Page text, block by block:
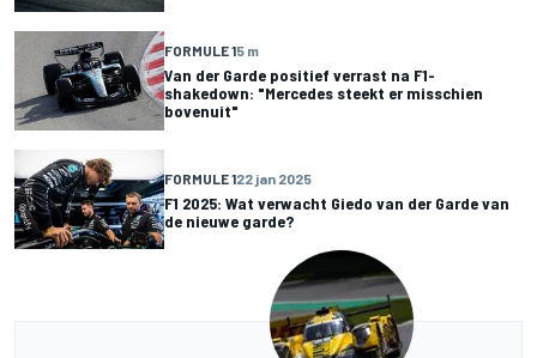
FORMULE 15 m
Van der Garde positief verrast na F1-
shakedown: "Mercedes steekt er misschien
bovenuit"
FORMULE 122 jan 2025
F1 2025: Wat verwacht Giedo van der Garde van
de nieuwe garde?